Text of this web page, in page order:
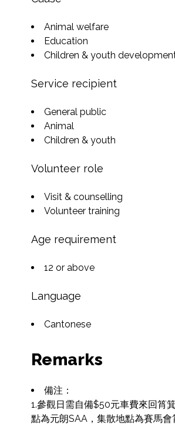
Animal welfare
Education
Children & youth
Service recipient
General public
Animal
Children & youth
Volunteer role
Visit & counselling
Volunteer training
Age requirement
12 or above
Language
Cantonese
Remarks
備注：
1.參觀日需自備$50元車費來回筲
點為元朗SAA，集散地點為賽馬會